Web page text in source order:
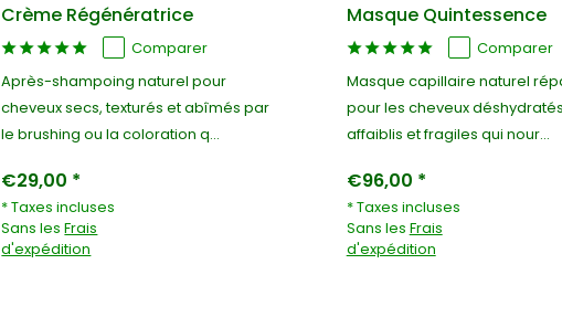
Crème Régénératrice
Comparer
Après-shampoing naturel pour
cheveux secs, texturés et abîmés par
le brushing ou la coloration q...
€29,00 *
* Taxes incluses
Sans lesFrais
d'expédition
Masque Quintessence
Comparer
Masque capillaire naturel
pour les cheveux
affaiblis et fragiles qui nour...
€96,00 *
* Taxes incluses
Sans les Frais
d'expédition